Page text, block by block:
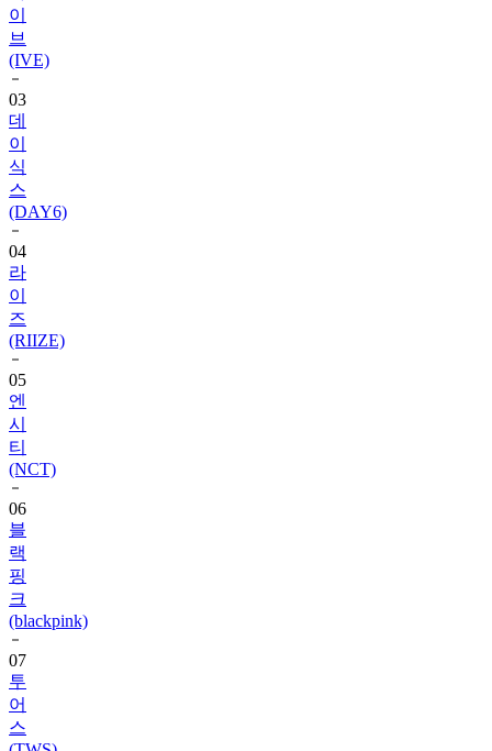
(IVE)
03
데
이
식
스
(DAY6)
04
라
이
즈
(RIIZE)
05
엔
시
티
(NCT)
06
블
랙
핑
크
(blackpink)
07
투
어
스
(TWS)